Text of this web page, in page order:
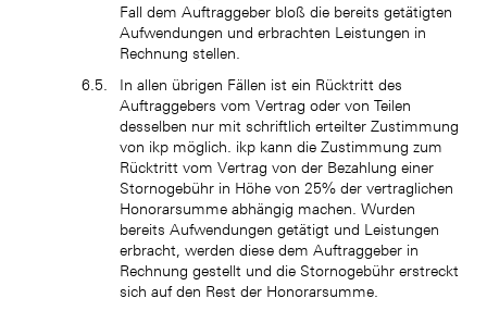
Fall dem Auftraggeber bloß die bereits getätigten
Aufwendungen und erbrachten Leistungen in
Rechnung stellen.
In allen übrigen Fällen ist ein Rücktritt des
Auftraggebers vom Vertrag oder von Teilen
desselben nur mit schriftlich erteilter Zustimmung
von ikp möglich. ikp kann die Zustimmung zum
Rücktritt vom Vertrag von der Bezahlung einer
Stornogebühr in Höhe von 25% der vertraglichen
Honorarsumme abhängig machen. Wurden
bereits Aufwendungen getätigt und Leistungen
erbracht, werden diese dem Auftraggeber in
Rechnung gestellt und die Stornogebühr erstreckt
sich auf den Rest der Honorarsumme.